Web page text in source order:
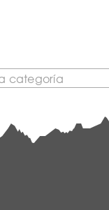
categoría